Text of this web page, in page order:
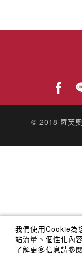
© 2018 羅芙
我們使用Cookie為
站流量、個性化內
了解更多信息請參